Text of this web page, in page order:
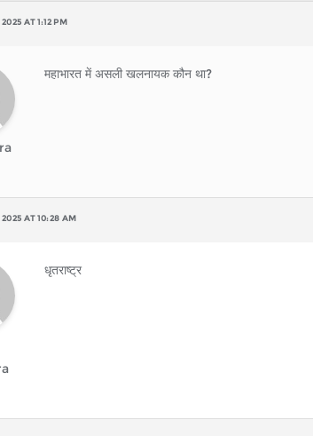
AT 1:12 PM
महाभारत में असली खलनायक कौन था?
AT 10:28 AM
धृतराष्ट्र